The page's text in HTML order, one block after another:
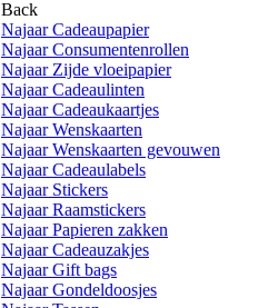
Back
Najaar Cadeaupapier
Najaar Consumentenrollen
Najaar Zijde vloeipapier
Najaar Cadeaulinten
Najaar Cadeaukaartjes
Najaar Wenskaarten
Najaar Wenskaarten gevouwen
Najaar Cadeaulabels
Najaar Stickers
Najaar Raamstickers
Najaar Papieren zakken
Najaar Cadeauzakjes
Najaar Gift bags
Najaar Gondeldoosjes